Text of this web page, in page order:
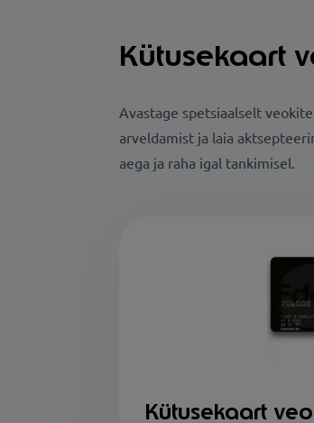
Kütusekaart
Avastage spetsiaalselt
arveldamist ja laia
aega ja raha igal tankimisel.
Kütusekaart